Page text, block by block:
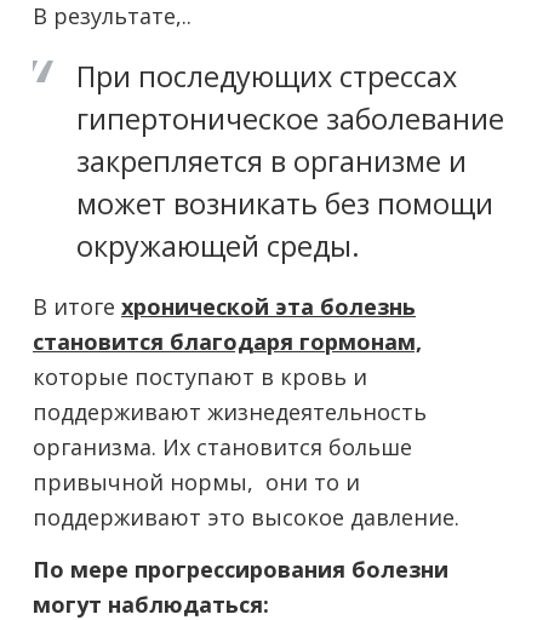
В результате,..
При последующих стрессах
гипертоническое заболевание
закрепляется в организме и
может возникать без помощи
окружающей среды.
В итоге хронической эта болезнь
становится благодаря гормонам,
которые поступают в кровь и
поддерживают жизнедеятельность
организма. Их становится больше
привычной нормы, они то и
поддерживают это высокое давление.
По мере прогрессирования болезни
могут наблюдаться: